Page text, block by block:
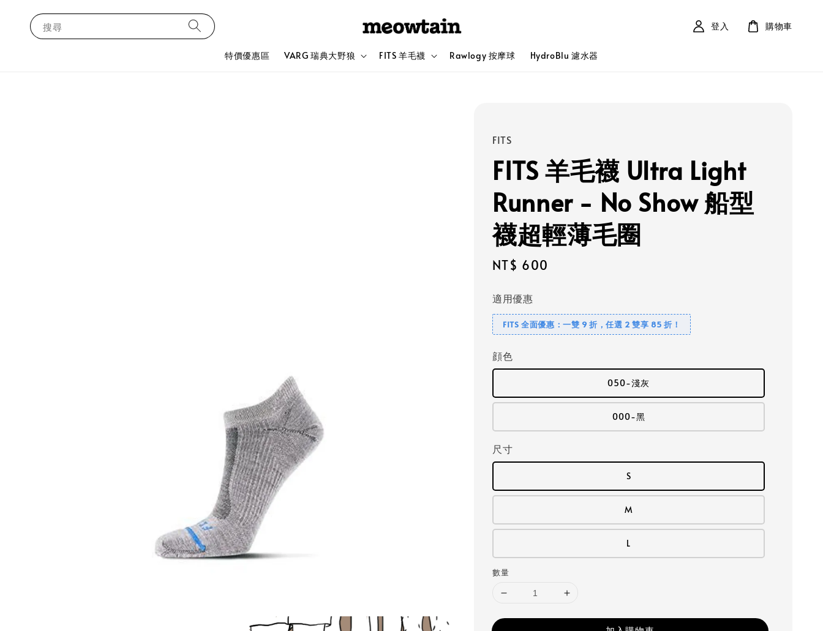
搜尋
特價優惠區 VARG 瑞典大野狼 FITS 羊毛襪 Rawlogy 按摩球 HydroBlu 濾水器
登入 購物車
FITS
FITS 羊毛襪 Ultra Light
Runner - No Show 船型
襪超輕薄毛圈
Regular
NT$ 600
適用優惠
FITS 全面優惠：一雙 9 折，任選 2 雙享 85 折！
顔色
050-淺灰
000-黑
尺寸
S
M
L
數量